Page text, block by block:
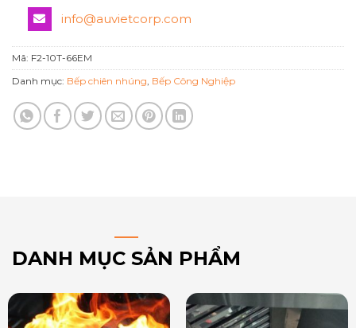
info@auvietcorp.com
Mã: F2-10T-66EM
Danh mục: Bếp chiên nhúng, Bếp Công Nghiệp
DANH MỤC SẢN PHẨM